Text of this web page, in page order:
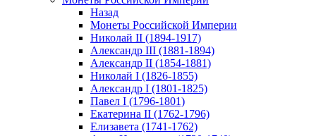
Назад
Монеты Российской Империи
Николай II (1894-1917)
Александр III (1881-1894)
Александр II (1854-1881)
Николай I (1826-1855)
Александр I (1801-1825)
Павел I (1796-1801)
Екатерина II (1762-1796)
Елизавета (1741-1762)